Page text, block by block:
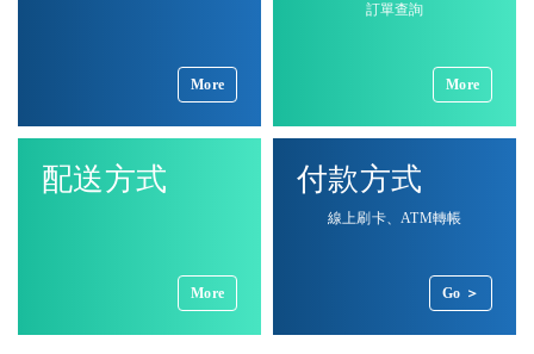
More
配送方式
More
訂單查詢
More
付款方式
線上刷卡、ATM轉帳
Go ＞